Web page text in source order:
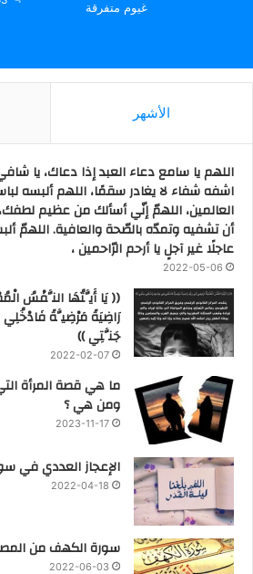
غيوم متفرقة
الأشهر
اللهم يا سامع دعاء العبد إذا دعاك، يا
اشفه شفاء لا يغادر سقمًا، اللهم ألبسه
العالمين، اللهمّ إنّي أسألك من عظيم
أن تشفيه وتمدّه بالصّحة والعافية. اللهمّ
عاجلًا غير آجلٍ يا أرحم الرّاحمين ،
2022-05-06
(( يَا أَيَّتُهَا النَّفْسُ
رَاضِيَةً مَرْضِيَّةً
جَنَّتِي ))
2022-02-07
ما هي قصة المرأة
ومن هي ؟
2023-11-17
‏الإعجاز العددي في
2022-04-18
سورة الكهف من
2022-06-03